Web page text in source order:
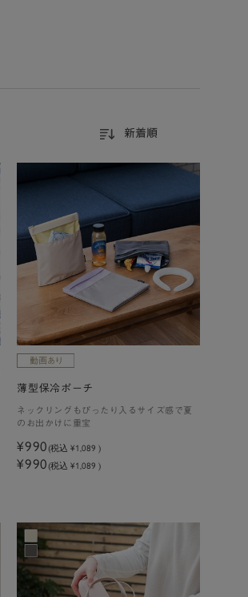
新着順
薄型保冷ポーチ
ネックリングもぴったり入るサイズ感で夏
のお出かけに重宝
¥990 (税込 ¥1,089 )
¥990 (税込 ¥1,089 )